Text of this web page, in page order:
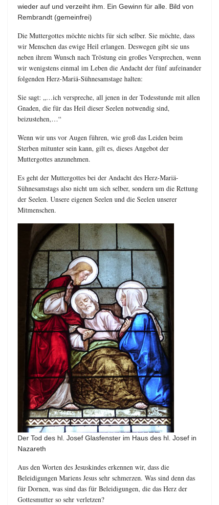
wieder auf und verzeiht ihm. Ein Gewinn für alle. Bild von
Rembrandt (gemeinfrei)
Die Muttergottes möchte nichts für sich selber. Sie möchte, dass
wir Menschen das ewige Heil erlangen. Deswegen gibt sie uns
neben ihrem Wunsch nach Tröstung ein großes Versprechen, wenn
wir wenigstens einmal im Leben die Andacht der fünf aufeinander
folgenden Herz-Mariä-Sühnesamstage halten:
Sie sagt: „…ich verspreche, all jenen in der Todesstunde mit allen
Gnaden, die für das Heil dieser Seelen notwendig sind,
beizustehen,…“
Wenn wir uns vor Augen führen, wie groß das Leiden beim
Sterben mitunter sein kann, gilt es, dieses Angebot der
Muttergottes anzunehmen.
Es geht der Muttergottes bei der Andacht des Herz-Mariä-
Sühnesamstags also nicht um sich selber, sondern um die Rettung
der Seelen. Unsere eigenen Seelen und die Seelen unserer
Mitmenschen.
Der Tod des hl. Josef Glasfenster im Haus des hl. Josef in
Nazareth
Aus den Worten des Jesuskindes erkennen wir, dass die
Beleidigungen Mariens Jesus sehr schmerzen. Was sind denn das
für Dornen, was sind das für Beleidigungen, die das Herz der
Gottesmutter so sehr verletzen?